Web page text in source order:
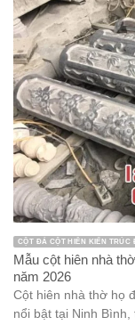
CỘT ĐÁ CỘT HIÊN KIẾN TRÚC
Mẫu cột hiên nhà
năm 2026
Cột hiên nhà thờ họ
nổi bật tại Ninh